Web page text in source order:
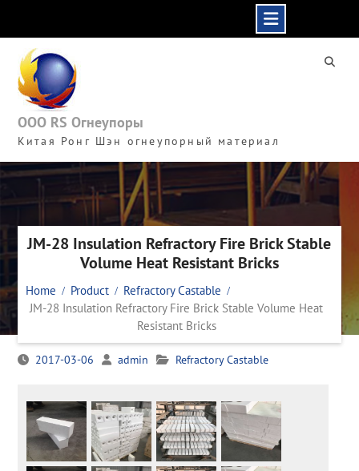
content
ООО RS Огнеупоры
Китая Ронг Шэн огнеупорный материал
JM-28 Insulation Refractory Fire Brick Stable
Volume Heat Resistant Bricks
Home Product
Refractory Castable
JM-28 Insulation Refractory Fire Brick Stable Volume Heat
Resistant Bricks
2017-03-06 admin Refractory Castable